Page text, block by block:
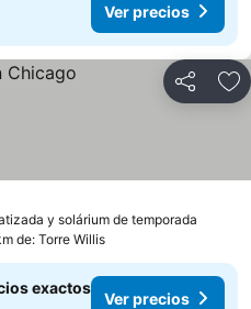
Ver precios
Compartir
y solárium de temporada
de: Torre Willis
exactos
Ver precios